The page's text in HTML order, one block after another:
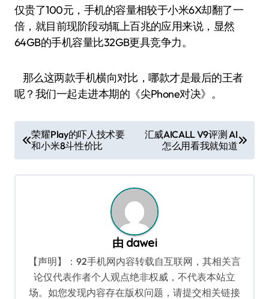
仅贵了100元，手机的容量相较于小米6X却翻了一
倍，就目前现阶段动辄上百兆的应用来说，显然
64GB的手机容量比32GB更具竞争力。
那么这两款手机横向对比，哪款才是最后的王者
呢？我们一起走进本期的《尖Phone对决》。
章
导
荣耀Play的吓人技术要
和小米8斗性价比
汇威AICALL V9评测 AI
怎么用看我就知道
由 dawei
【声明】：92手机网内容转载自互联网，其相关言
论仅代表作者个人观点绝非权威，不代表本站立
场。如您发现内容存在版权问题，请提交相关链接